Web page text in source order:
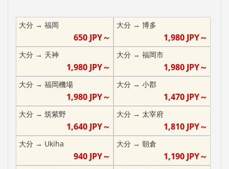
大分 → 福岡
650JPY～
大分→ 博多
1,980 JPY～
大分 → 天神
1,980JPY～
大分→ 福岡市
1,980 JPY～
大分 → 福岡機場
1,980JPY～
大分→ 小郡
1,470 JPY～
大分 → 筑紫野
1,640JPY～
大分→ 太宰府
1,810 JPY～
大分 → Ukiha
940JPY～
大分→ 朝倉
1,190 JPY～